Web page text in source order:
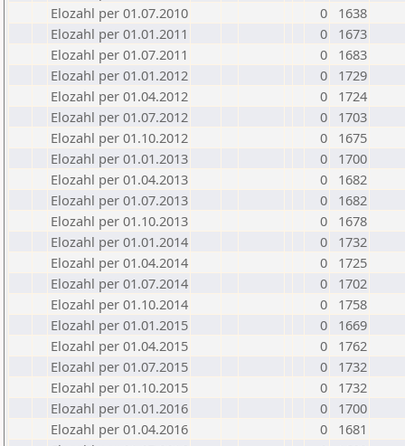
Elozahl per 01.07.2010
0
1638
Elozahl per 01.01.2011
0
1673
Elozahl per 01.07.2011
0
1683
Elozahl per 01.01.2012
0
1729
Elozahl per 01.04.2012
0
1724
Elozahl per 01.07.2012
0
1703
Elozahl per 01.10.2012
0
1675
Elozahl per 01.01.2013
0
1700
Elozahl per 01.04.2013
0
1682
Elozahl per 01.07.2013
0
1682
Elozahl per 01.10.2013
0
1678
Elozahl per 01.01.2014
0
1732
Elozahl per 01.04.2014
0
1725
Elozahl per 01.07.2014
0
1702
Elozahl per 01.10.2014
0
1758
Elozahl per 01.01.2015
0
1669
Elozahl per 01.04.2015
0
1762
Elozahl per 01.07.2015
0
1732
Elozahl per 01.10.2015
0
1732
Elozahl per 01.01.2016
0
1700
Elozahl per 01.04.2016
0
1681